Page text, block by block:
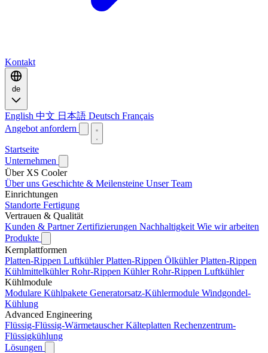
Kontakt
de
English 中文 日本語 Deutsch Français
Angebot anfordern
Startseite
Unternehmen
Über XS Cooler
Über uns Geschichte & Meilensteine Unser Team
Einrichtungen
Standorte Fertigung
Vertrauen & Qualität
Kunden & Partner Zertifizierungen Nachhaltigkeit Wie wir arbeiten
Produkte
Kernplattformen
Platten-Rippen LuftkühlerPlatten-Rippen ÖlkühlerPlatten-Rippen
KühlmittelkühlerRohr-Rippen KühlerRohr-Rippen Luftkühler
Kühlmodule
Modulare Kühlpakete Generatorsatz-Kühlermodule Windgondel-
Kühlung
Advanced Engineering
Flüssig-Flüssig-WärmetauscherKälteplatten Rechenzentrum-
Flüssigkühlung
Lösungen